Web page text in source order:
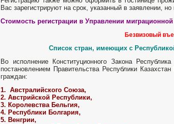
Вас зарегистрируют на срок, указанный в заявлении,
Стоимость регистрации в Управлении
Безвизовый
Список стран, имеющих с
Во исполнение Конституционного Закона
постановлением Правительства Республики
граждан:
1. Австралийского Союза,
2. Австрийской Республики,
3. Королевства Бельгия,
4. Республики Болгария,
5. Венгрии,